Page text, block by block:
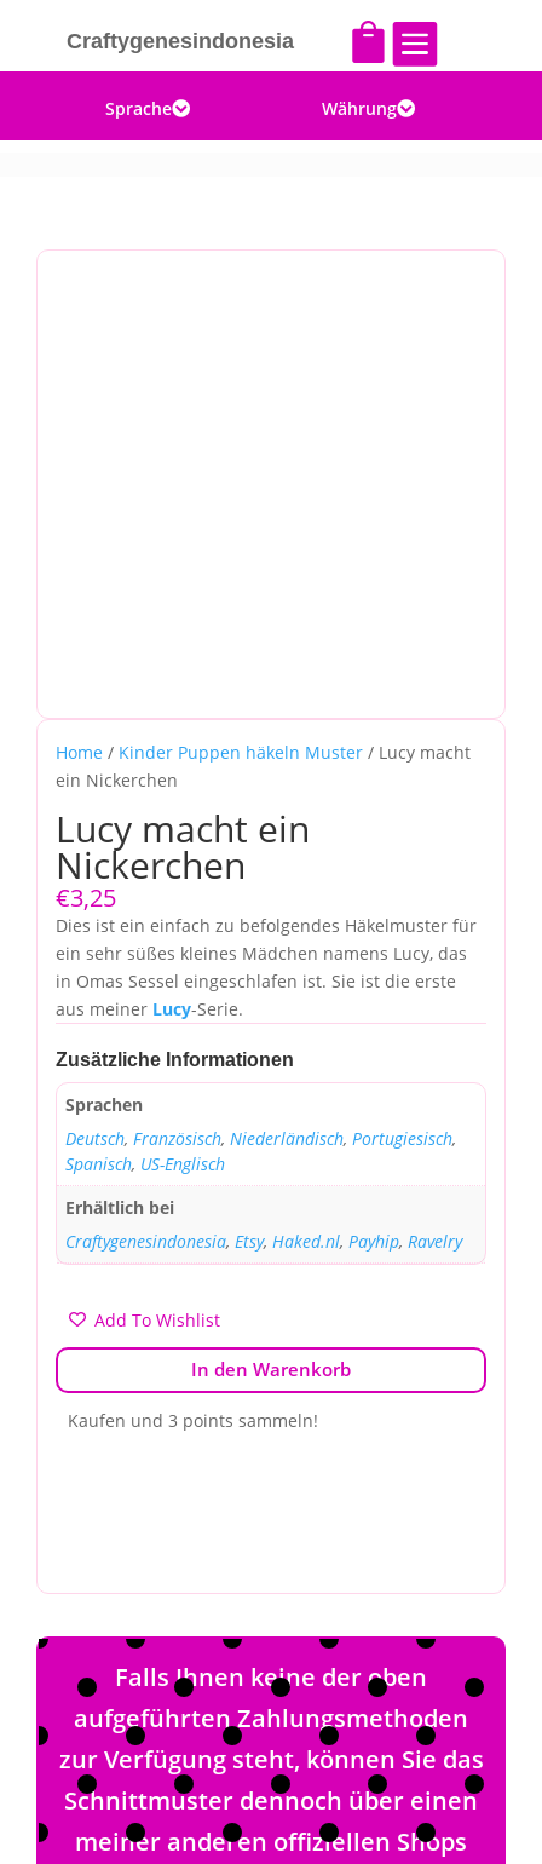
Craftygenesindonesia  
Sprache Währung
Home / Kinder Puppen häkeln Muster / Lucy macht
ein Nickerchen
Lucy macht ein
Nickerchen
€3,25
Dies ist ein einfach zu befolgendes Häkelmuster für
ein sehr süßes kleines Mädchen namens Lucy, das
in Omas Sessel eingeschlafen ist. Sie ist die erste
aus meiner Lucy-Serie.
Zusätzliche Informationen
Sprachen
Deutsch, Französisch, Niederländisch, Portugiesisch,
Spanisch, US-Englisch
Erhältlich bei
Craftygenesindonesia, Etsy, Haked.nl, Payhip, Ravelry
Add To Wishlist
In den Warenkorb
Kaufen und 3 points sammeln!
Falls Ihnen keine der oben
aufgeführten Zahlungsmethoden
zur Verfügung steht, können Sie das
Schnittmuster dennoch über einen
meiner anderen offiziellen Shops